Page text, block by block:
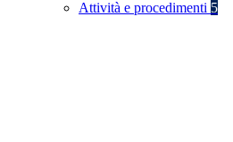
Attività e procedimenti 5